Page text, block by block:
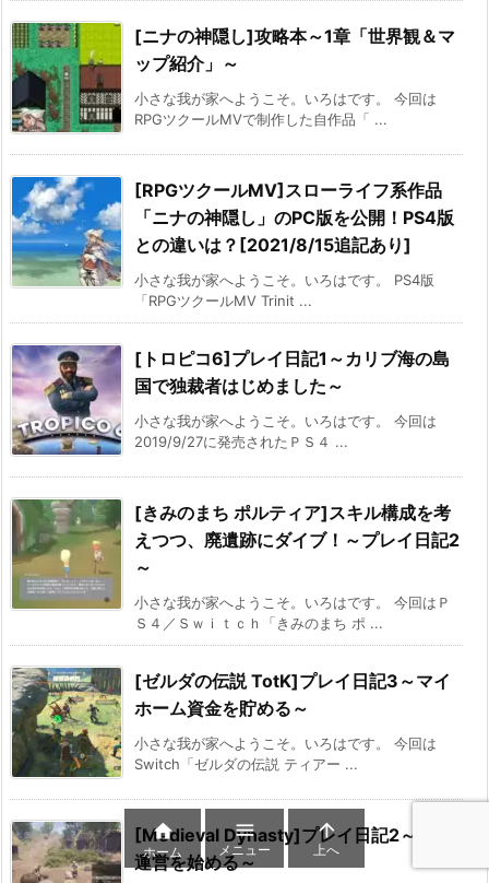
[ニナの神隠し]攻略本～1章「世界観＆マ
ップ紹介」～
小さな我が家へようこそ。いろはです。 今回は
RPGツクールMVで制作した自作品「 ...
[RPGツクールMV]スローライフ系作品
「ニナの神隠し」のPC版を公開！PS4版
との違いは？[2021/8/15追記あり]
小さな我が家へようこそ。いろはです。 PS4版
「RPGツクールMV Trinit ...
[トロピコ6]プレイ日記1～カリブ海の島
国で独裁者はじめました～
小さな我が家へようこそ。いろはです。 今回は
2019/9/27に発売されたＰＳ４ ...
[きみのまち ポルティア]スキル構成を考
えつつ、廃遺跡にダイブ！～プレイ日記2
～
小さな我が家へようこそ。いろはです。 今回はＰ
Ｓ４／Ｓｗｉｔｃｈ「きみのまち ポ ...
[ゼルダの伝説 TotK]プレイ日記3～マイ
ホーム資金を貯める～
小さな我が家へようこそ。いろはです。 今回は
Switch「ゼルダの伝説 ティアー ...
[Medieval Dynasty]プレイ日記2～村の
運営を始める～

ホーム

メニュー

上へ